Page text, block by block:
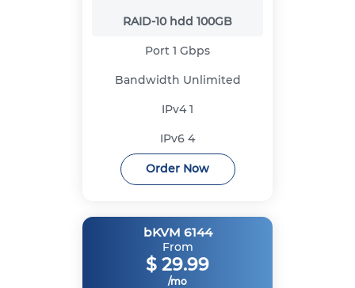
RAID-10 hdd 100GB
Port 1 Gbps
Bandwidth Unlimited
IPv41
IPv6 4
Order Now
bKVM 6144
From
$ 29.99
/mo